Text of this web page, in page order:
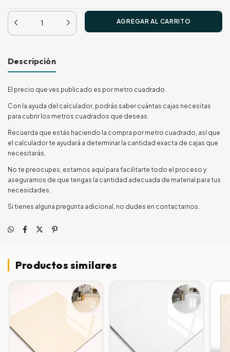
Descripción
El precio que ves publicado es por metro cuadrado.
Con la ayuda del calculador, podrás saber cuántas cajas necesitas
para cubrir los metros cuadrados que deseas.
Recuerda que estás haciendo la compra por metro cuadrado, así que
el calculador te ayudará a determinar la cantidad exacta de cajas que
necesitarás.
No te preocupes, estamos aquí para facilitarte todo el proceso y
asegurarnos de que tengas la cantidad adecuada de material para tus
necesidades.
Si tienes alguna pregunta adicional, no dudes en contactarnos.
Productos similares